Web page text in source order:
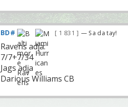
BD# 1 831 — Sa da tay!
Ravens adja:
7/7+7/34
Jags adja
Darious Williams CB